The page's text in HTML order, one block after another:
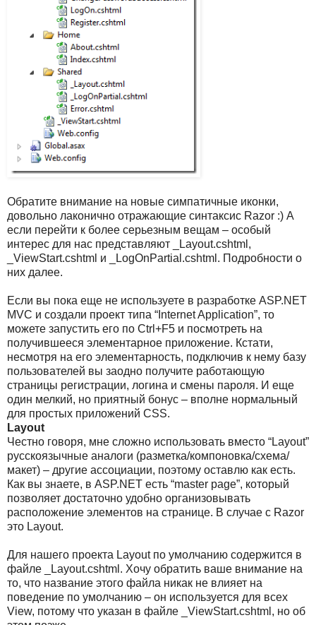
Обратите внимание на новые симпатичные иконки,
довольно лаконично отражающие синтаксис Razor :) А
если перейти к более серьезным вещам – особый
интерес для нас представляют _Layout.cshtml,
_ViewStart.cshtml и _LogOnPartial.cshtml. Подробности о
них далее.
Если вы пока еще не используете в разработке ASP.NET
MVC и создали проект типа “Internet Application”, то
можете запустить его по Ctrl+F5 и посмотреть на
получившееся элементарное приложение. Кстати,
несмотря на его элементарность, подключив к нему базу
пользователей вы заодно получите работающую
страницы регистрации, логина и смены пароля. И еще
один мелкий, но приятный бонус – вполне нормальный
для простых приложений CSS.
Layout
Честно говоря, мне сложно использовать вместо “Layout”
русскоязычные аналоги (разметка/компоновка/схема/
макет) – другие ассоциации, поэтому оставлю как есть.
Как вы знаете, в ASP.NET есть “master page”, который
позволяет достаточно удобно организовывать
расположение элементов на странице. В случае с Razor
это Layout.
Для нашего проекта Layout по умолчанию содержится в
файле _Layout.cshtml. Хочу обратить ваше внимание на
то, что название этого файла никак не влияет на
поведение по умолчанию – он используется для всех
View, потому что указан в файле _ViewStart.cshtml, но об